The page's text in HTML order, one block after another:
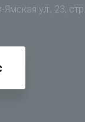
Ямская ул., 23,